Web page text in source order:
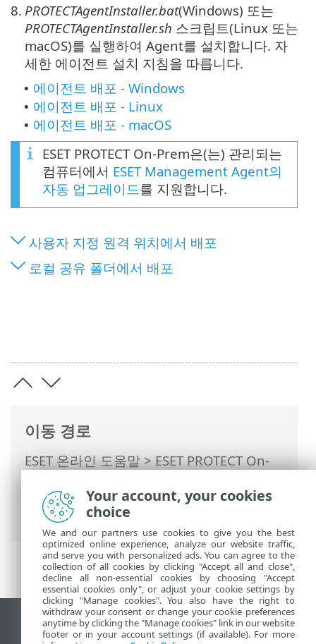
이동 경로
ESET 온라인 도움말>ESET PROTECT On-
배포>로컬 배포> 에이전트 스크립트 설치
관리자 생성—Windows/Linux/macOS
8. PROTECTAgentInstaller.bat(Windows) 또는
PROTECTAgentInstaller.sh 스크립트(Linux 또는
macOS)를 실행하여 Agent를 설치합니다. 자
세한 에이전트 설치 지침을 따릅니다.
• 에이전트 배포 - Windows
• 에이전트 배포 - Linux
• 에이전트 배포 - macOS
ESET PROTECT On-Prem은(는) 관리되는
컴퓨터에서 ESET Management Agent의
자동 업그레이드를 지원합니다.
사용자 지정 원격 위치에서 배포
로컬 공유 폴더에서 배포
데스크톱 사이트 보기
Your account, your cookies
choice
We and our partners use cookies to give you the best
optimized online experience, analyze our website traffic,
and serve you with personalized ads. You can agree to the
collection of all cookies by clicking "Accept all and close",
decline all non-essential cookies by choosing "Accept
essential cookies only", or adjust your cookie settings by
clicking "Manage cookies". You also have the right to
withdraw your consent or change your cookie preferences
anytime by clicking the "Manage cookies" link in our website
footer or in your account settings (if available). For more